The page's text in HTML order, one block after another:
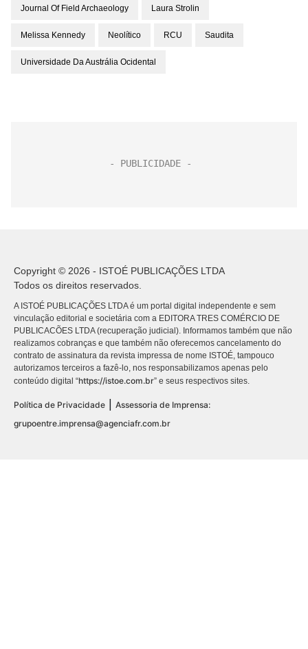
Journal Of Field Archaeology Laura Strolin
Melissa Kennedy Neolítico RCU Saudita
Universidade Da Austrália Ocidental
Copyright © 2026 - ISTOÉ PUBLICAÇÕES LTDA
Todos os direitos reservados.
A ISTOÉ PUBLICAÇÕES LTDA é um portal digital independente e sem
vinculação editorial e societária com a EDITORA TRES COMÉRCIO DE
PUBLICACÕES LTDA (recuperação judicial). Informamos também que não
realizamos cobranças e que também não oferecemos cancelamento do
contrato de assinatura da revista impressa de nome ISTOÉ, tampouco
autorizamos terceiros a fazê-lo, nos responsabilizamos apenas pelo
conteúdo digital “https://istoe.com.br” e seus respectivos sites.
Política de Privacidade | Assessoria de Imprensa:
grupoentre.imprensa@agenciafr.com.br